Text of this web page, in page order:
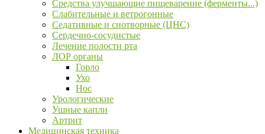
Средства улучшающие пищеварение (ферменты...)
Слабительные и ветрогонные
Седативные и снотворные (ЦНС)
Сердечно-сосудистые
Лечение полости рта
ЛОР органы
Горло
Ухо
Нос
Урологические
Ушные капли
Артрит
Медицинская техника